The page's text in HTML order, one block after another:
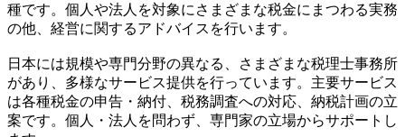
種です。個人や法人を対象にさまざまな税金にまつわる実務
の他、経営に関するアドバイスを行います。
日本には規模や専門分野の異なる、さまざまな税理士事務所
があり、多様なサービス提供を行っています。主要サービス
は各種税金の申告・納付、税務調査への対応、納税計画の立
案です。個人・法人を問わず、専門家の立場からサポートし